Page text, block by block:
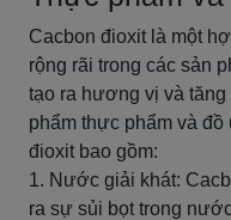
Cacbon đioxit là một
rộng rãi trong các sản
tạo ra hương vị và
phẩm thực phẩm và
đioxit bao gồm:
1. Nước giải khát:
ra sự sủi bọt trong